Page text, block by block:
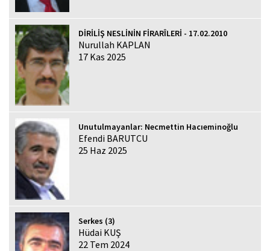
DİRİLİŞ NESLİNİN FİRARÎLERİ - 17.02.2010
Nurullah KAPLAN
17 Kas 2025
Unutulmayanlar: Necmettin Hacıeminoğlu
Efendi BARUTCU
25 Haz 2025
Serkes (3)
Hüdai KUŞ
22 Tem 2024